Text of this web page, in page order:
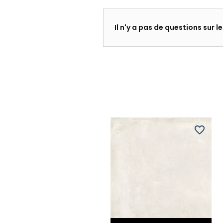
Il n'y a pas de questions sur
favorite_border